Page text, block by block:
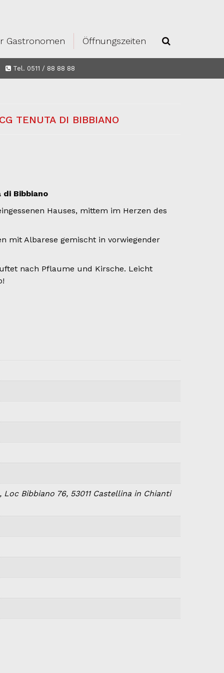
Gastronomen Öffnungszeiten
Tel. 0511 / 88 88 88
TENUTA DI BIBBIANO
di Bibbiano
Hauses, mittem im Herzen des
mit Albarese gemischt in vorwiegender
nach Pflaume und Kirsche. Leicht
Loc Bibbiano 76, 53011 Castellina in Chianti